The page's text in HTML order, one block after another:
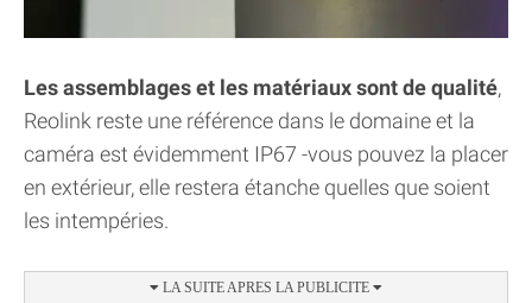
Les assemblages et les matériaux sont de qualité,
Reolink reste une référence dans le domaine et la
caméra est évidemment IP67 -vous pouvez la placer
en extérieur, elle restera étanche quelles que soient
les intempéries.